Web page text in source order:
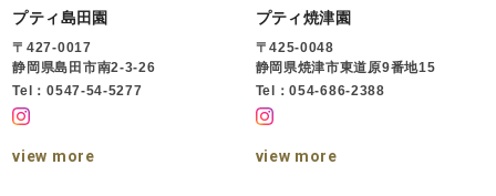
プティ島田園
〒427-0017
静岡県島田市南2-3-26
Tel：0547-54-5277
view more
プティ焼津園
〒425-0048
静岡県焼津市東道原9番地15
Tel：054-686-2388
view more